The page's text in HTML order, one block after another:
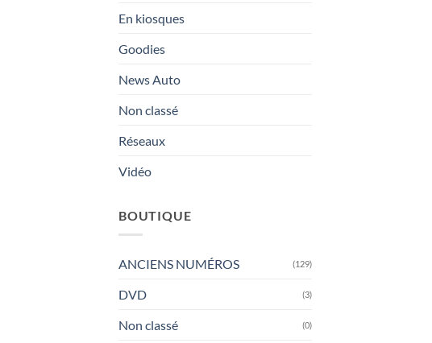
En kiosques
Goodies
News Auto
Non classé
Réseaux
Vidéo
BOUTIQUE
ANCIENS NUMÉROS (129)
DVD (3)
Non classé (0)